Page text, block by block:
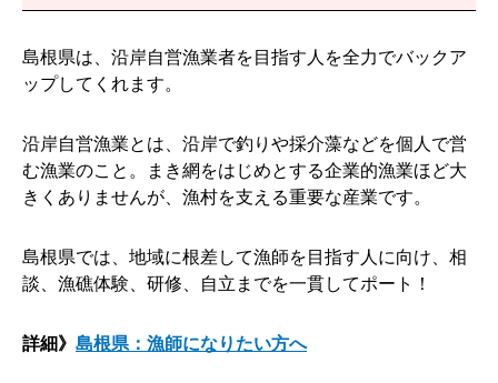
島根県は、沿岸自営漁業者を目指す人を全力でバックア
ップしてくれます。
沿岸自営漁業とは、沿岸で釣りや採介藻などを個人で営
む漁業のこと。まき網をはじめとする企業的漁業ほど大
きくありませんが、漁村を支える重要な産業です。
島根県では、地域に根差して漁師を目指す人に向け、相
談、漁礁体験、研修、自立までを一貫してポート！
詳細》 島根県：漁師になりたい方へ